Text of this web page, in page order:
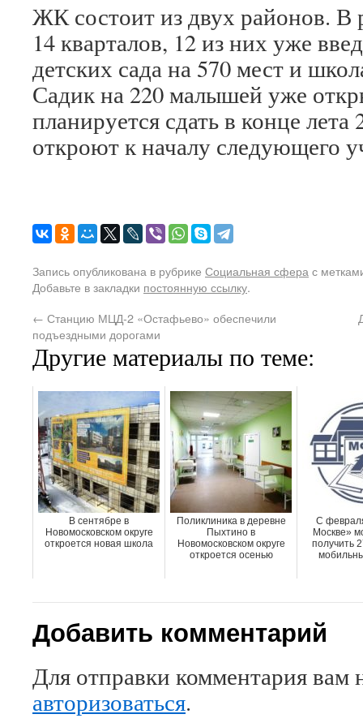
ЖК состоит из двух районов. В
14 кварталов, 12 из них уже
детских сада на 570 мест и
Садик на 220 малышей уже
планируется сдать в конце
откроют к началу следующего
Запись опубликована в рубрике Социальная сфера с
Добавьте в закладки постоянную ссылку.
← Станцию МЦД-2 «Остафьево» обеспечили
подъездными дорогами
Другие материалы по теме:
В сентябре в
Новомосковском округе
откроется новая школа
Поликлиника в деревне
Пыхтино в
Новомосковском округе
откроется осенью
С
Москве»
получить
Добавить комментарий
Для отправки комментария вам
авторизоваться.